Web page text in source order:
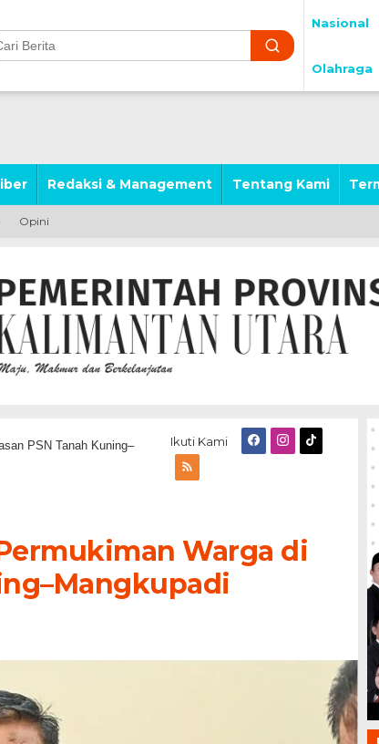
Nasional
Olahraga
Redaksi & Management Tentang Kami
Opini
PSN Tanah Kuning–
Ikuti Kami
Warga di